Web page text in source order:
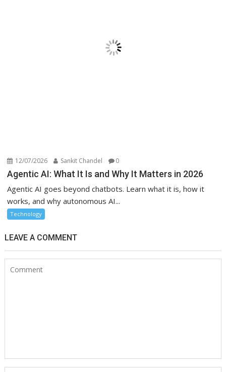
12/07/2026 Sankit Chandel 0
Agentic AI: What It Is and Why It Matters in 2026
Agentic AI goes beyond chatbots. Learn what it is, how it
works, and why autonomous AI...
Technology
LEAVE A COMMENT